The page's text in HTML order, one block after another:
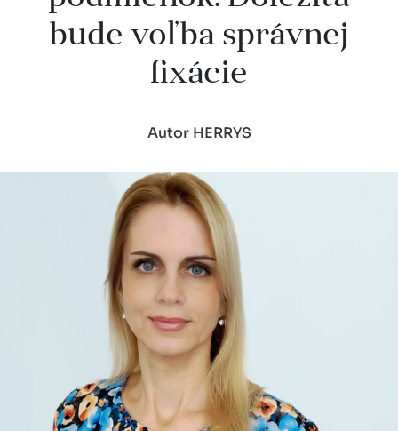
bude voľba správnej
fixácie
Autor HERRYS